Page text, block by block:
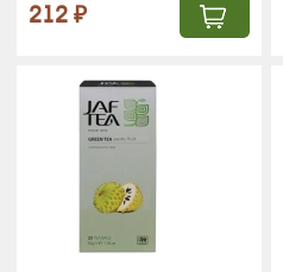
212 ₽